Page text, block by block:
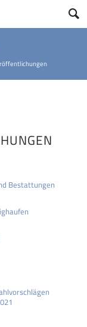
Bestattungen